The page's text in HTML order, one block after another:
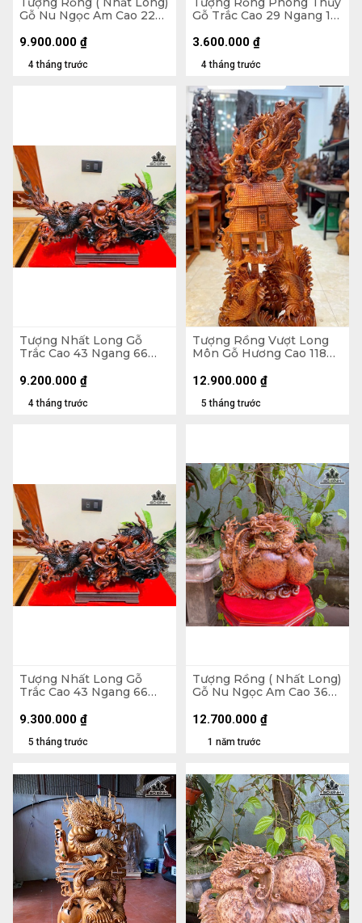
Gỗ Nu Ngọc Am Cao 22
4 tháng trước
9.900.000 ₫
Gỗ Trắc Cao 29 Ngang 16
33 (cm)
4 tháng trước
3.600.000 ₫
Tượng Nhất Long Gỗ
Trắc Cao 43 Ngang 66
4 tháng trước
9.200.000 ₫
Tượng Rồng Vượt Long
Môn Gỗ Hương Cao 118
5 tháng trước
12.900.000 ₫
Tượng Nhất Long Gỗ
Trắc Cao 43 Ngang 66
5 tháng trước
9.300.000 ₫
Tượng Rồng ( Nhất Long)
Gỗ Nu Ngọc Am Cao 36
1 năm trước
12.700.000 ₫